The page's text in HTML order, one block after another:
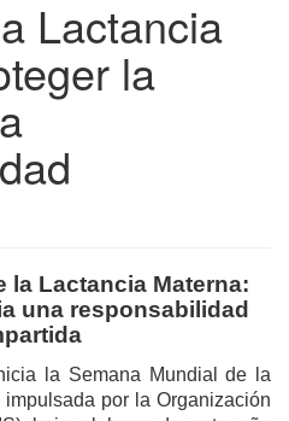
Lactancia
la
la Lactancia Materna:
una responsabilidad
la Semana Mundial de la
impulsada por la Organización